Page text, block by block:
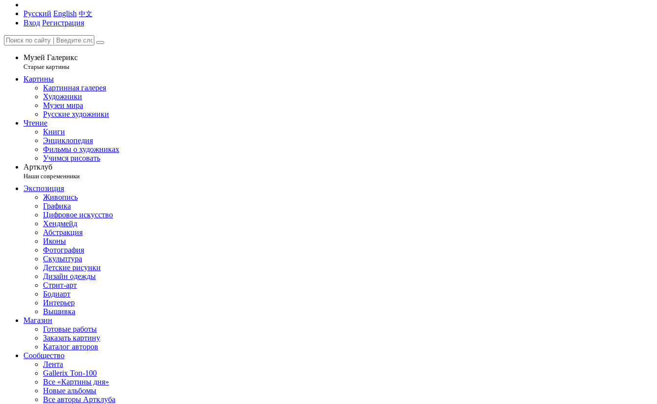
Русский English 中文
Вход Регистрация
Музей Галерикс
Старые картины
Картины
Картинная галерея
Художники
Музеи мира
Русские художники
Чтение
Книги
Энциклопедия
Фильмы о художниках
Учимся рисовать
Артклуб
Наши современники
Экспозиция
Живопись
Графика
Цифровое искусство
Хендмейд
Абстракция
Иконы
Фотография
Скульптура
Детские рисунки
Дизайн одежды
Стрит-арт
Бодиарт
Интерьер
Вышивка
Магазин
Готовые работы
Заказать картину
Каталог авторов
Сообщество
Лента
Gallerix Топ-100
Все «Картины дня»
Новые альбомы
Все авторы Артклуба